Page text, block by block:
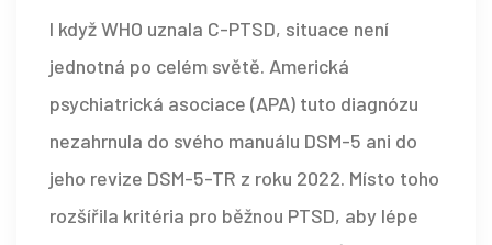
I když WHO uznala C-PTSD, situace není
jednotná po celém světě. Americká
psychiatrická asociace (APA) tuto diagnózu
nezahrnula do svého manuálu DSM-5 ani do
jeho revize DSM-5-TR z roku 2022. Místo toho
rozšířila kritéria pro běžnou PTSD, aby lépe